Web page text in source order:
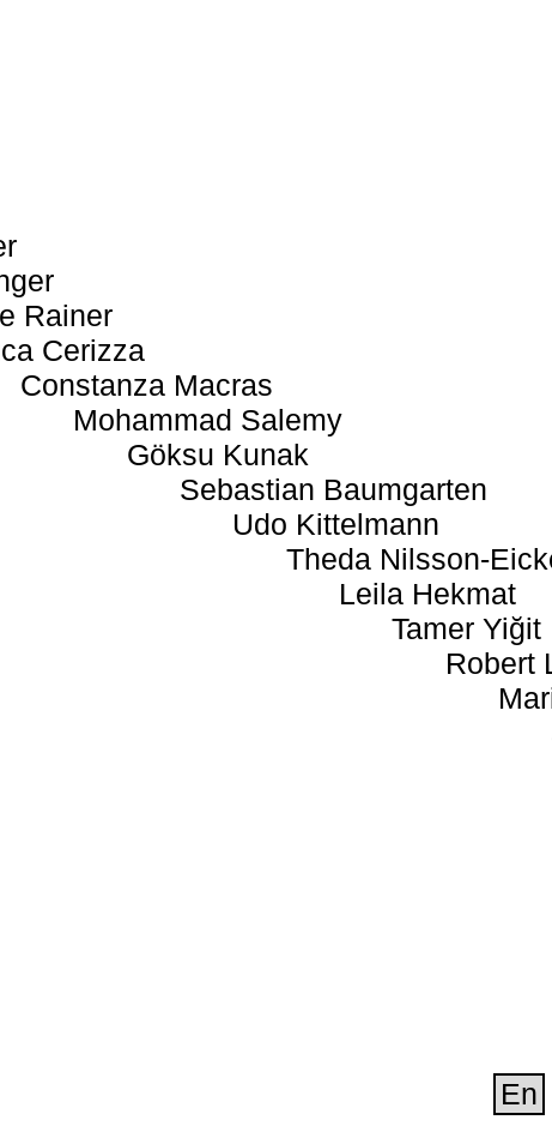
Rainer
Cerizza
Constanza Macras
Mohammad Salemy
Göksu Kunak
Sebastian Baumgarten
Udo Kittelmann
Theda Nilsson-
Leila Hekmat
Tamer Yiğit
Robert
En